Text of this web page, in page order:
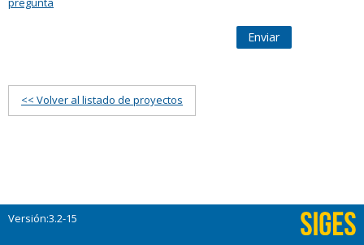
Enviar
<< Volver al listado de proyectos
Versión:3.2-15